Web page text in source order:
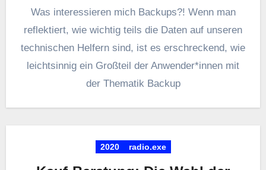
Was interessieren mich Backups?! Wenn man
reflektiert, wie wichtig teils die Daten auf unseren
technischen Helfern sind, ist es erschreckend, wie
leichtsinnig ein Großteil der Anwender*innen mit
der Thematik Backup
2020 radio.exe